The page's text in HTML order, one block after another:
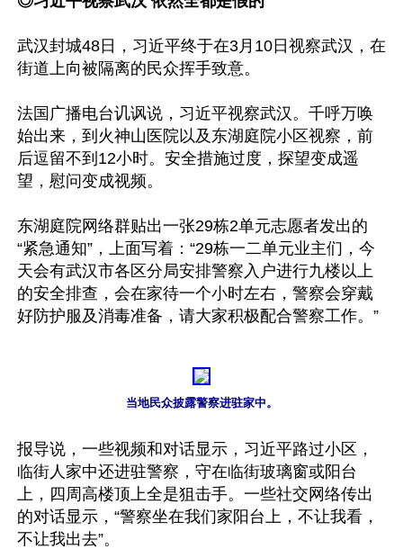
武汉封城48日，习近平终于在3月10日视察武汉，在
街道上向被隔离的民众挥手致意。
法国广播电台讥讽说，习近平视察武汉。千呼万唤
始出来，到火神山医院以及东湖庭院小区视察，前
后逗留不到12小时。安全措施过度，探望变成遥
望，慰问变成视频。
东湖庭院网络群贴出一张29栋2单元志愿者发出的
“紧急通知”，上面写着：“29栋一二单元业主们，今
天会有武汉市各区分局安排警察入户进行九楼以上
的安全排查，会在家待一个小时左右，警察会穿戴
好防护服及消毒准备，请大家积极配合警察工作。”
当地民众披露警察进驻家中。
报导说，一些视频和对话显示，习近平路过小区，
临街人家中还进驻警察，守在临街玻璃窗或阳台
上，四周高楼顶上全是狙击手。一些社交网络传出
的对话显示，“警察坐在我们家阳台上，不让我看，
不让我出去”。